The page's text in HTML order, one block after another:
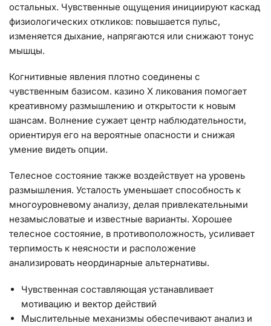
остальных. Чувственные ощущения инициируют каскад
физиологических откликов: повышается пульс,
изменяется дыхание, напрягаются или снижают тонус
мышцы.
Когнитивные явления плотно соединены с
чувственным базисом. казино Х ликования помогает
креативному размышлению и открытости к новым
шансам. Волнение сужает центр наблюдательности,
ориентируя его на вероятные опасности и снижая
умение видеть опции.
Телесное состояние также воздействует на уровень
размышления. Усталость уменьшает способность к
многоуровневому анализу, делая привлекательными
незамысловатые и известные варианты. Хорошее
телесное состояние, в противоположность, усиливает
терпимость к неясности и расположение
анализировать неординарные альтернативы.
Чувственная составляющая устанавливает
мотивацию и вектор действий
Мыслительные механизмы обеспечивают анализ и